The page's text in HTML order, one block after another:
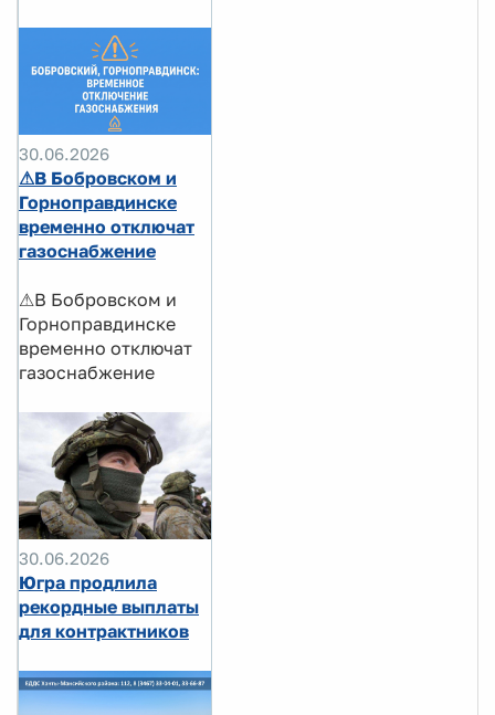
30.06.2026
⚠В Бобровском и
Горноправдинске
временно отключат
газоснабжение
⚠В Бобровском и
Горноправдинске
временно отключат
газоснабжение
30.06.2026
Югра продлила
рекордные выплаты
для контрактников